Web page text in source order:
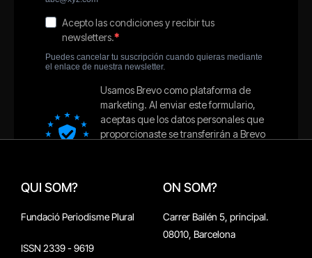
QUI SOM?
Fundació Periodisme Plural
ISSN 2339 - 9619
ON SOM?
Carrer Bailén 5, principal.
08010, Barcelona